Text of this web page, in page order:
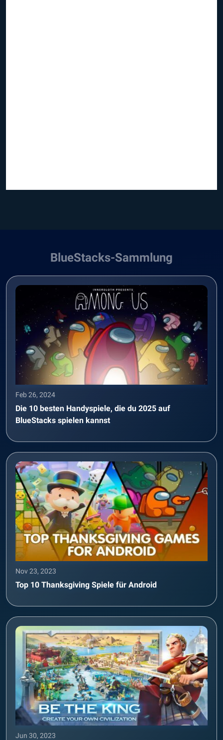
BlueStacks-Sammlung
Feb 26, 2024
Die 10 besten Handyspiele, die du 2025 auf
BlueStacks spielen kannst
Nov 23, 2023
Top 10 Thanksgiving Spiele für Android
Jun 30, 2023